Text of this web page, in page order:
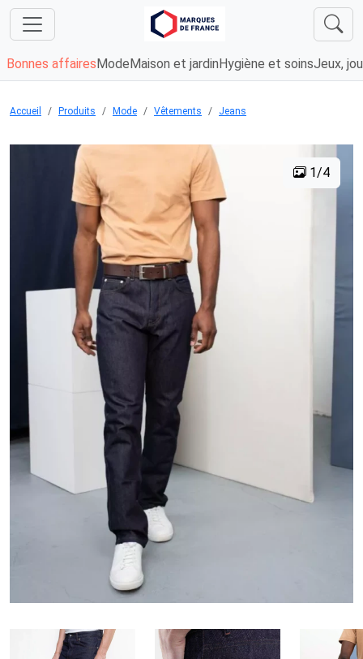
Bonnes affaires Mode Maison et jardin Hygiène et soinsJeux,
Accueil Produits Mode Vêtements Jeans
1/4